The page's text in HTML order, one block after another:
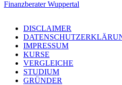
Finanzberater Wuppertal
DISCLAIMER
IMPRESSUM
KURSE
VERGLEICHE
STUDIUM
GRÜNDER